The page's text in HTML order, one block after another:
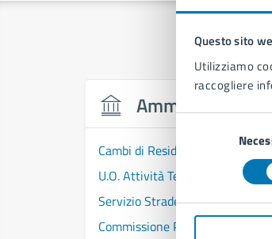
Questo sito
Utilizziamo
raccogliere
consenso
Cambi di Residenza -
U.O. Attività Tecniche -
Servizio Strade, Pubblica
Commissione Politiche Sociali di